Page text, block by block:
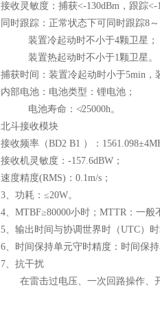
接收灵敏度：捕获<-130dBm ，跟踪<-
同时跟踪：正常状态下可同时跟踪8 ～
装置冷起动时不小于4颗卫星；
装置热起动时不小于1颗卫星。
捕获时间：装置冷起动时小于5min
内部电池：电池类型：锂电池；
电池寿命：≮25000h。
北斗接收模块
接收频率（BD2 B1 ）： 1561.098±
接收机灵敏度： -157.6dBW ；
速度精度(RMS) ： 0.1m/s ；
3、功耗：≤20W。
4、 MTBF≥80000小时； MTTR ：一般
5、输出时间与协调世界时（UTC）
6、时间保持单元守时精度：时间保
7、抗干扰
在雷击过电压、一次回路操作、